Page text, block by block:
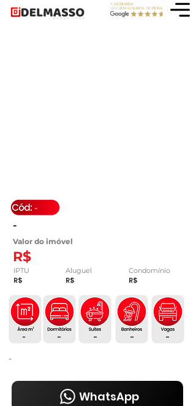
-
Valor do imóvel
R$
-
IPTU
R$
Aluguel Condomínio
R$ R$
-
-
- - -
-
WhatsApp